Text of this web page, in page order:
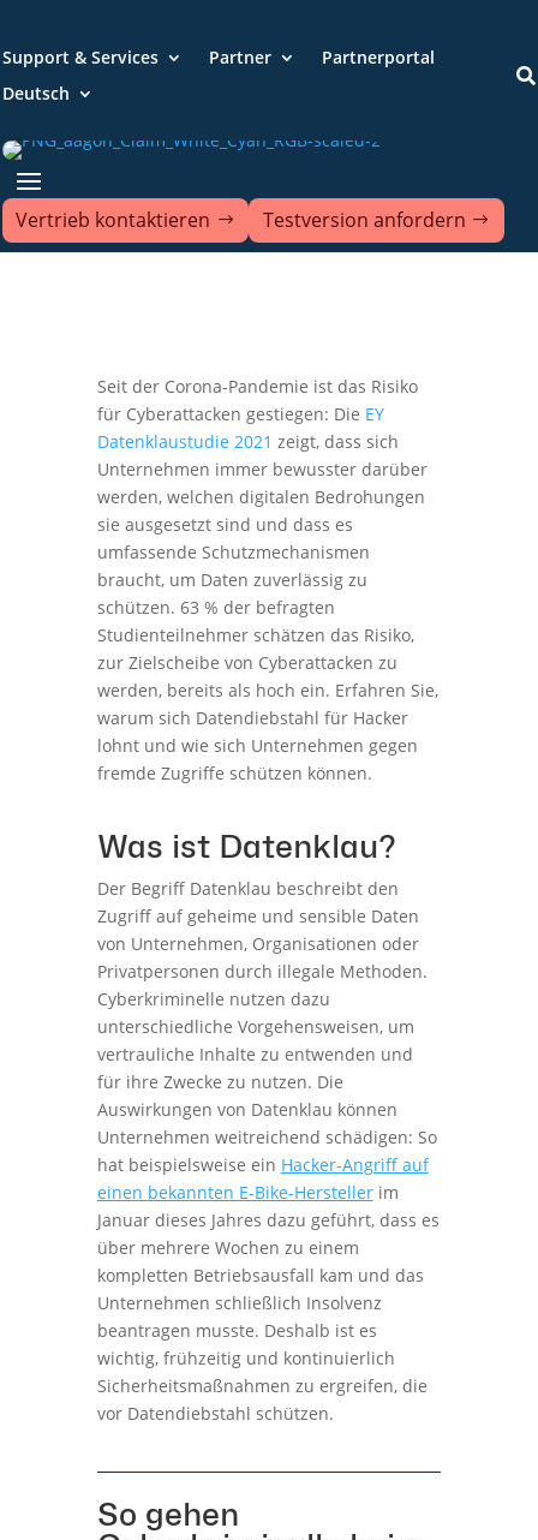
Support & Services Partner
Partnerportal
Deutsch

Vertrieb kontaktieren Testversion anfordern
Seit der Corona-Pandemie ist das Risiko
für Cyberattacken gestiegen: Die EY
Datenklaustudie 2021 zeigt, dass sich
Unternehmen immer bewusster darüber
werden, welchen digitalen Bedrohungen
sie ausgesetzt sind und dass es
umfassende Schutzmechanismen
braucht, um Daten zuverlässig zu
schützen. 63 % der befragten
Studienteilnehmer schätzen das Risiko,
zur Zielscheibe von Cyberattacken zu
werden, bereits als hoch ein. Erfahren Sie,
warum sich Datendiebstahl für Hacker
lohnt und wie sich Unternehmen gegen
fremde Zugriffe schützen können.
Was ist Datenklau?
Der Begriff Datenklau beschreibt den
Zugriff auf geheime und sensible Daten
von Unternehmen, Organisationen oder
Privatpersonen durch illegale Methoden.
Cyberkriminelle nutzen dazu
unterschiedliche Vorgehensweisen, um
vertrauliche Inhalte zu entwenden und
für ihre Zwecke zu nutzen. Die
Auswirkungen von Datenklau können
Unternehmen weitreichend schädigen: So
hat beispielsweise ein Hacker-Angriff auf
einen bekannten E-Bike-Hersteller im
Januar dieses Jahres dazu geführt, dass es
über mehrere Wochen zu einem
kompletten Betriebsausfall kam und das
Unternehmen schließlich Insolvenz
beantragen musste. Deshalb ist es
wichtig, frühzeitig und kontinuierlich
Sicherheitsmaßnahmen zu ergreifen, die
vor Datendiebstahl schützen.
So gehen